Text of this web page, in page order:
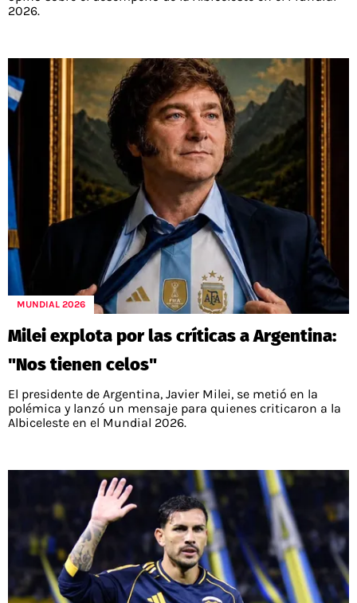
2026.
MUNDIAL 2026
Milei explota por las críticas a Argentina:
"Nos tienen celos"
El presidente de Argentina, Javier Milei, se metió en la
polémica y lanzó un mensaje para quienes criticaron a la
Albiceleste en el Mundial 2026.